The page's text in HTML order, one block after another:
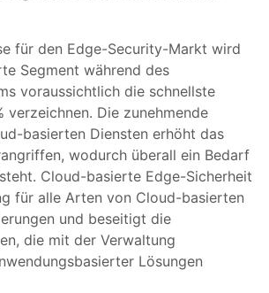
für den Edge-Security-Markt wird
Segment während des
voraussichtlich die schnellste
verzeichnen. Die zunehmende
basierten Diensten erhöht das
wodurch überall ein Bedarf
Cloud-basierte Edge-Sicherheit
für alle Arten von Cloud-basierten
und beseitigt die
die mit der Verwaltung
Lösungen